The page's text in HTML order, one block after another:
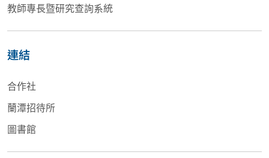
教師專長暨研究查詢系統
連結
合作社
蘭潭招待所
圖書館